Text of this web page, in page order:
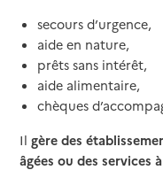
secours d’urgence,
aide en nature,
prêts sans intérêt,
aide alimentaire,
chèques
Ilgère des
âgées ou des services